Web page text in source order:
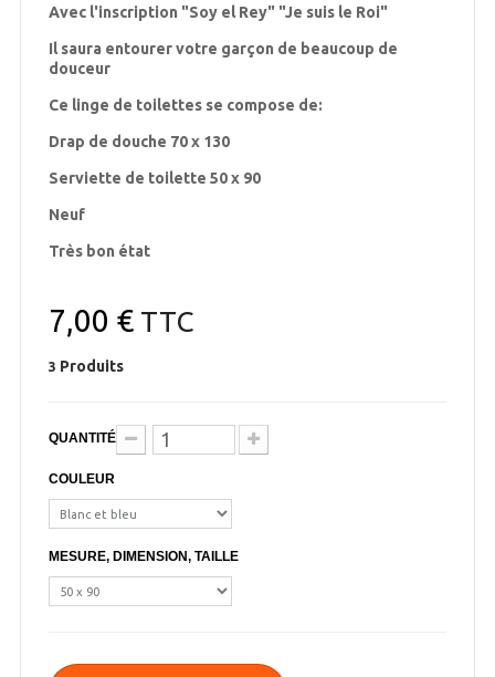
Avec l'inscription "Soy el Rey" "Je suis le Roi"
Il saura entourer votre garçon de beaucoup de
douceur
Ce linge de toilettes se compose de:
Drap de douche 70 x 130
Serviette de toilette 50 x 90
Neuf
Très bon état
7,00 €TTC
3 Produits
QUANTITÉ
COULEUR
MESURE, DIMENSION, TAILLE